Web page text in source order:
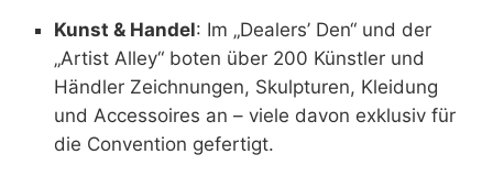
Kunst & Handel: Im „Dealers’ Den“ und der
„Artist Alley“ boten über 200 Künstler und
Händler Zeichnungen, Skulpturen, Kleidung
und Accessoires an – viele davon exklusiv für
die Convention gefertigt.